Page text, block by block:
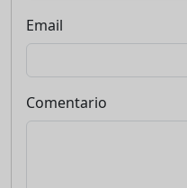
Email
Comentario